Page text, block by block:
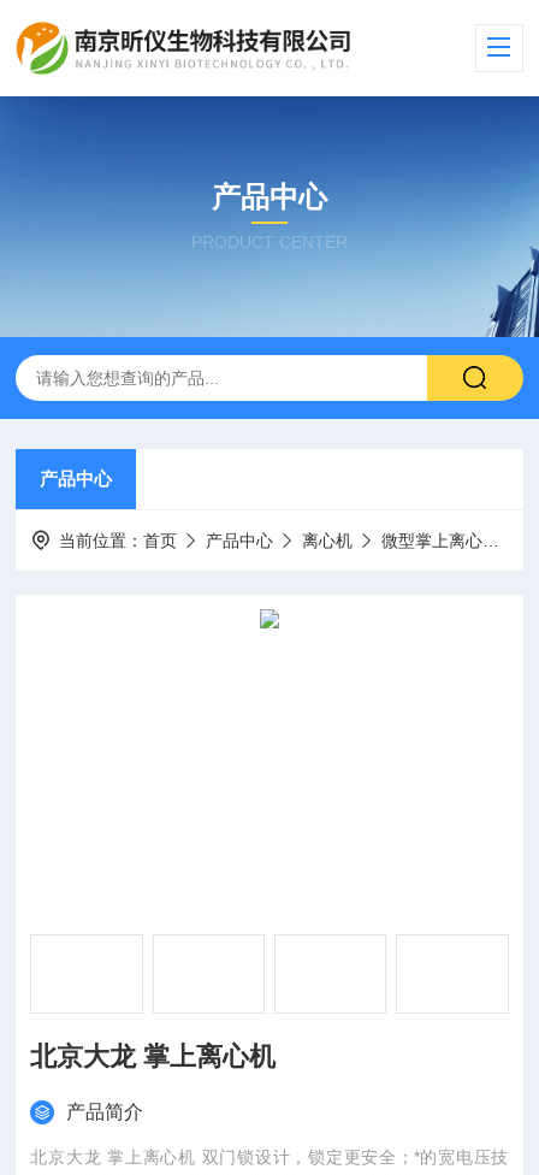
产品中心
PRODUCT CENTER
产品中心
当前位置：首页 产品中心 离心机 微型掌上离心机
北京大龙 掌上离心机
产品简介
北京大龙 掌上离心机 双门锁设计，锁定更安全；*的宽电压技